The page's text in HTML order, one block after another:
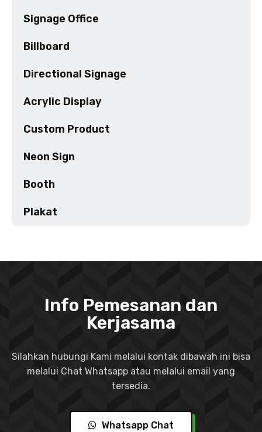
Signage Office
Billboard
Directional Signage
Acrylic Display
Custom Product
Neon Sign
Booth
Plakat
Info Pemesanan dan
Kerjasama
Silahkan hubungi Kami melalui kontak dibawah ini bisa
melalui Chat Whatsapp atau melalui email yang
tersedia.
Whatsapp Chat